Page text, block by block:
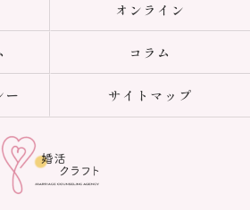
オンライン
コラム
ー サイトマップ